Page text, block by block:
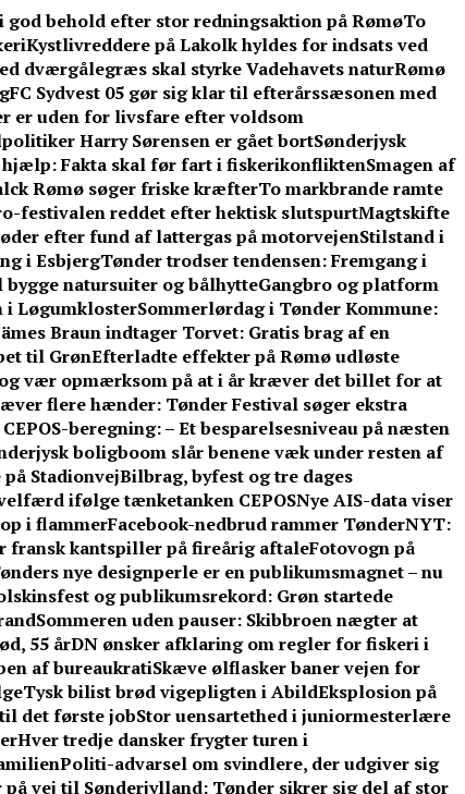
god behold efter stor redningsaktion på RømøTo
Kystlivreddere på Lakolk hyldes for indsats ved
dværgålegræs skal styrke Vadehavets naturRømø
FC Sydvest 05 gør sig klar til efterårssæsonen med
er uden for livsfare efter voldsom
Harry Sørensen er gået bortSønderjysk
Fakta skal før fart i fiskerikonfliktenSmagen af
Rømø søger friske kræfterTo markbrande ramte
festivalen reddet efter hektisk slutspurtMagtskifte
efter fund af lattergas på motorvejenStilstand i
i EsbjergTønder trodser tendensen: Fremgang i
natursuiter og bålhytteGangbro og platform
i LøgumklosterSommerlørdag i Tønder Kommune:
Braun indtager Torvet: Gratis brag af en
til GrønEfterladte effekter på Rømø udløste
vær opmærksom på at i år kræver det billet for at
flere hænder: Tønder Festival søger ekstra
beregning: – Et besparelsesniveau på næsten
boligboom slår benene væk under resten af
StadionvejBilbrag, byfest og tre dages
ifølge tænketanken CEPOSNye AIS-data viser
i flammerFacebook-nedbrud rammer TønderNYT:
fransk kantspiller på fireårig aftaleFotovogn på
nye designperle er en publikumsmagnet – nu
og publikumsrekord: Grøn startede
Sommeren uden pauser: Skibbroen nægter at
55 årDN ønsker afklaring om regler for fiskeri i
af bureaukratiSkæve ølflasker baner vejen for
Tysk bilist brød vigepligten i AbildEksplosion på
det første jobStor uensartethed i juniormesterlære
Hver tredje dansker frygter turen i
Politi-advarsel om svindlere, der udgiver sig
vej til Sønderjylland: Tønder sikrer sig del af stor